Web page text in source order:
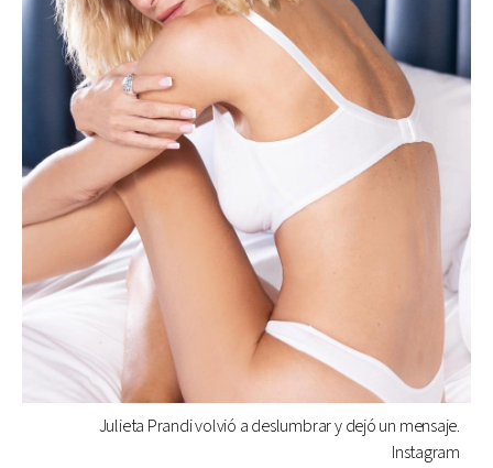
Julieta Prandi volvió a deslumbrar y dejó un mensaje.
Instagram